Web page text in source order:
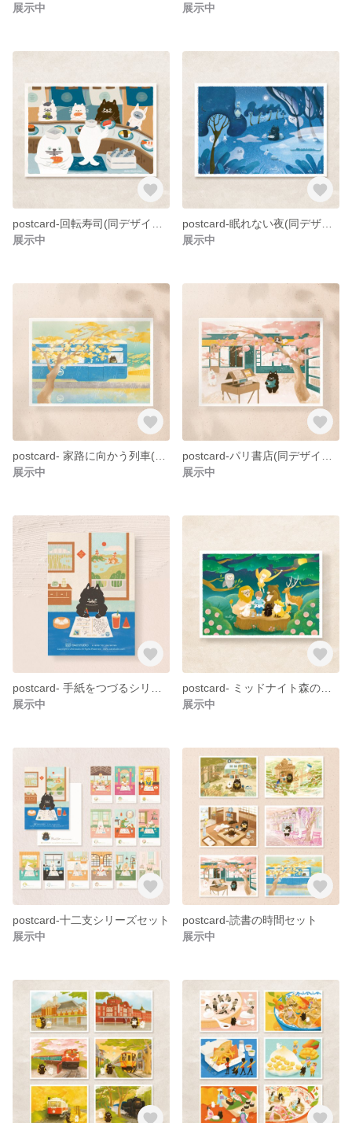
展示中
展示中
展示中
展示中
展示中
展示中
展示中
展示中
postcard-十二支シリーズセット
展示中
postcard-読書の時間セット
展示中